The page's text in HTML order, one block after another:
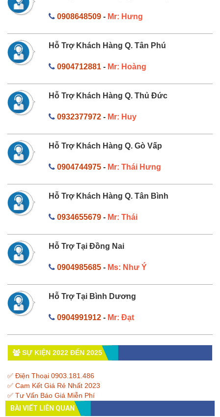
0908648509- Mr: Hưng
Hỗ Trợ Khách Hàng Q. Tân Phú
0904712881- Mr: Hoàng
Hỗ Trợ Khách Hàng Q. Thủ Đức
0932377972- Mr: Huy
Hỗ Trợ Khách Hàng Q. Gò Vấp
0904744975- Mr: Thái Hưng
Hỗ Trợ Khách Hàng Q. Tân Bình
0934655679- Mr: Thái
Hỗ Trợ Tại Đồng Nai
0904985685- Ms: Như Ý
Hỗ Trợ Tại Bình Dương
0904991912- Mr: Đạt
SỰ KIỆN 2022 ĐẾN 2025
✅ Điện Thoại 0903.181.486
✅ Cam Kết Giá Rẻ Nhất 2023
✅ Tư Vấn Báo Giá Miễn Phí
BÀI VIẾT LIÊN QUAN